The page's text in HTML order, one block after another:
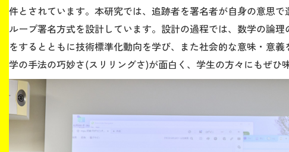
MGグッズ オンラインショップ
（外部サイト）
件とされています。本研究では、追跡者を署名者が自身の意思
ループ署名方式を設計しています。設計の過程では、数学の論
をするとともに技術標準化動向を学び、また社会的な意味・意
学の手法の巧妙さ(スリリングさ)が面白く、学生の方々にもぜひ